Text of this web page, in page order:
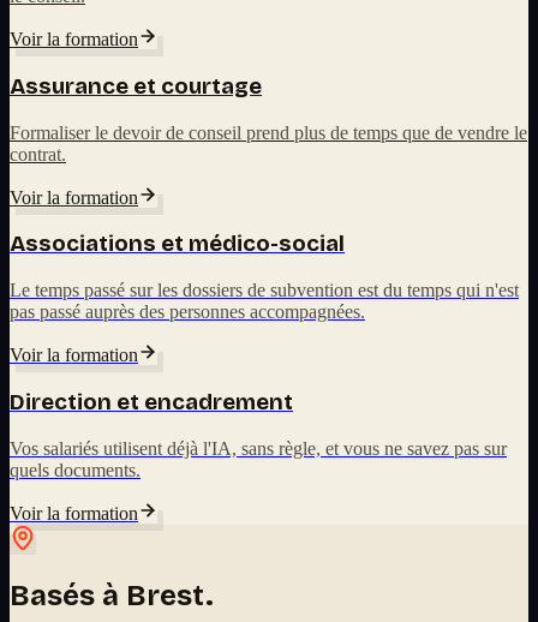
Voir la formation
Assurance et courtage
Formaliser le devoir de conseil prend plus de temps que de vendre le
contrat.
Voir la formation
Associations et médico-social
Le temps passé sur les dossiers de subvention est du temps qui n'est
pas passé auprès des personnes accompagnées.
Voir la formation
Direction et encadrement
Vos salariés utilisent déjà l'IA, sans règle, et vous ne savez pas sur
quels documents.
Voir la formation
Basés à Brest.